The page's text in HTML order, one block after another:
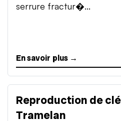
serrure fractur�...
En savoir plus →
Reproduction de
Tramelan